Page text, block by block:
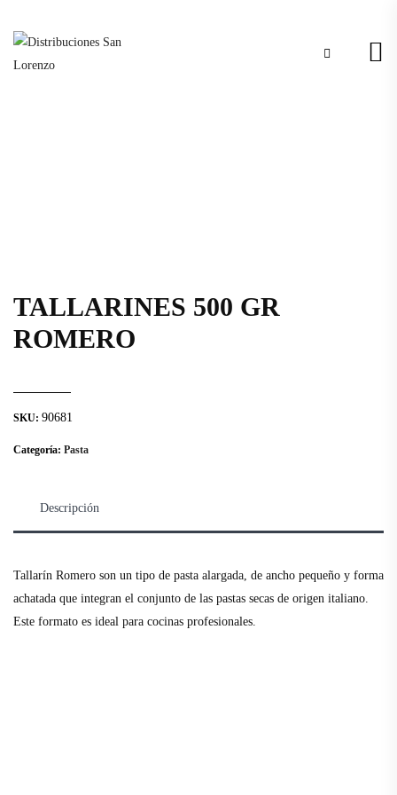
TALLARINES 500 GR
ROMERO
SKU: 90681
Categoría: Pasta
Descripción
Tallarín Romero son un tipo de pasta alargada, de ancho pequeño y forma
achatada que integran el conjunto de las pastas secas de origen italiano.
Este formato es ideal para cocinas profesionales.